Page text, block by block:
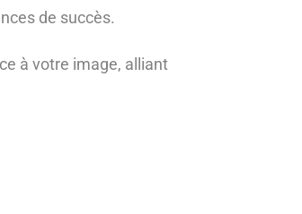
de succès.
à votre image, alliant